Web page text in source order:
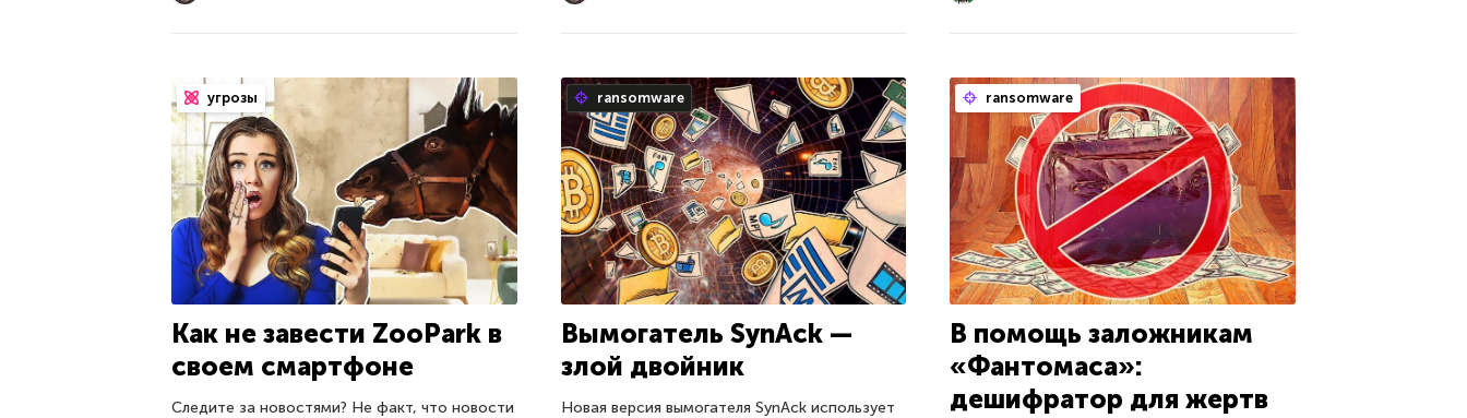
угрозы
Как не завести ZooPark в
своем смартфоне
Следите за новостями? Не факт, что новости
ransomware
Вымогатель SynAck —
злой двойник
Новая версия вымогателя SynAck использует
ransomware
В помощь заложникам
«Фантомаса»:
дешифратор для жертв